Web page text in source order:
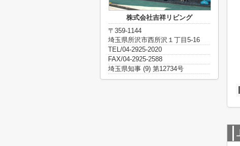
株式会社吉祥リビング
〒359-1144
埼玉県所沢市西所沢１丁目5-16
TEL/04-2925-2020
FAX/04-2925-2588
埼玉県知事 (9) 第12734号